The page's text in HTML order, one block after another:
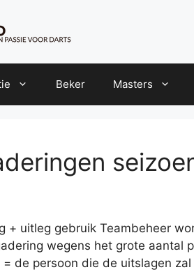
Beker Masters
+ uitleg gebruik Teambeheer
wegens het grote aantal
de persoon die de uitslagen